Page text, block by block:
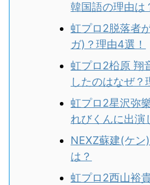
韓国語の理由は
虹プロ2脱落者
ガ)？理由4選！
虹プロ2柗原 翔
したのはなぜ？
虹プロ2星沢弥
れびくんに出演
NEXZ蘇建(ケン
は？
虹プロ2西山裕